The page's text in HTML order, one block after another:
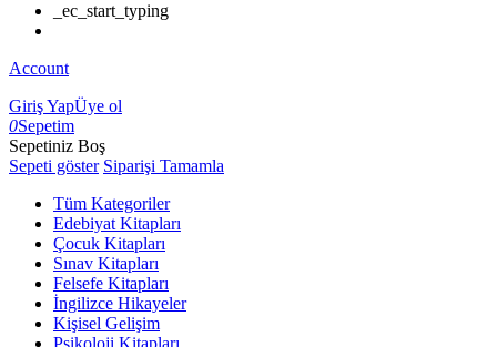
_ec_start_typing
Account
Giriş YapÜye ol
0Sepetim
Sepetiniz Boş
Sepeti göster Siparişi Tamamla
Tüm Kategoriler
Edebiyat Kitapları
Çocuk Kitapları
Sınav Kitapları
Felsefe Kitapları
İngilizce Hikayeler
Kişisel Gelişim
Psikoloji Kitapları